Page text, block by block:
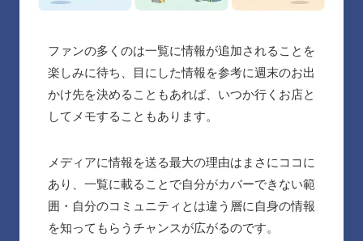
ファンの多くのは一覧に情報が追加されることを
楽しみに待ち、目にした情報を参考に週末のお出
かけ先を決めることもあれば、いつか行くお店と
してメモすることもあります。
メディアに情報を送る最大の理由はまさにココに
あり、一覧に載ることで自分がカバーできない範
囲・自分のコミュニティとは違う層に自身の情報
を知ってもらうチャンスが広がるのです。